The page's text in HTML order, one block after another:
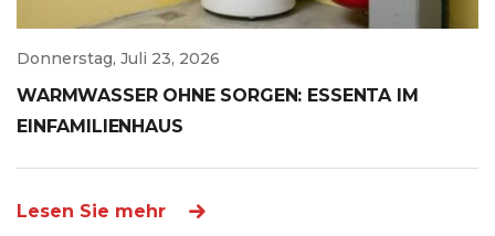
Donnerstag, Juli 23, 2026
WARMWASSER OHNE SORGEN: ESSENTA IM
EINFAMILIENHAUS
Lesen Sie mehr